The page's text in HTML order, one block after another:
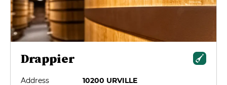
Drappier
Address
10200 URVILLE